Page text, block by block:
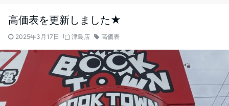
高価表を更新しました★
2025年3月17日 津島店 高価表